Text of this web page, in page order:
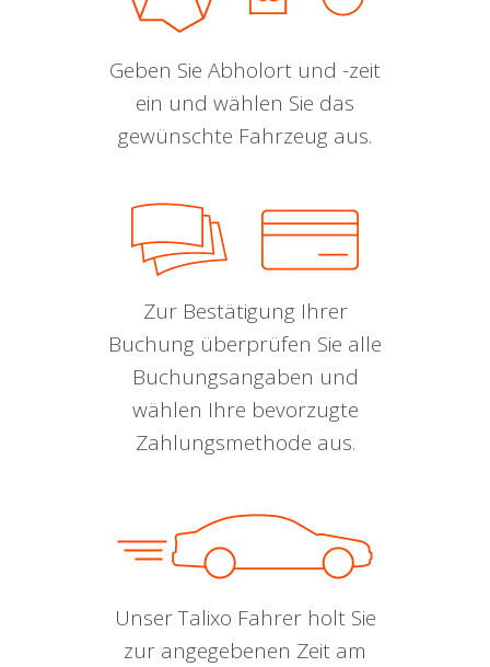
Geben Sie Abholort und -zeit
ein und wählen Sie das
gewünschte Fahrzeug aus.
Zur Bestätigung Ihrer
Buchung überprüfen Sie alle
Buchungsangaben und
wählen Ihre bevorzugte
Zahlungsmethode aus.
Unser Talixo Fahrer holt Sie
zur angegebenen Zeit am